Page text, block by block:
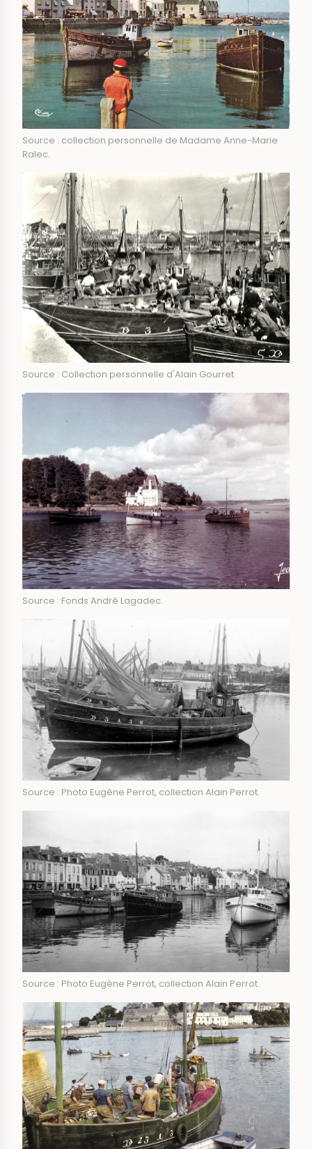
Source : collection personnelle de Madame Anne-Marie
Ralec.
Source : Collection personnelle d'Alain Gourret.
Source : Fonds André Lagadec.
Source : Photo Eugène Perrot, collection Alain Perrot.
Source : Photo Eugène Perrot, collection Alain Perrot.